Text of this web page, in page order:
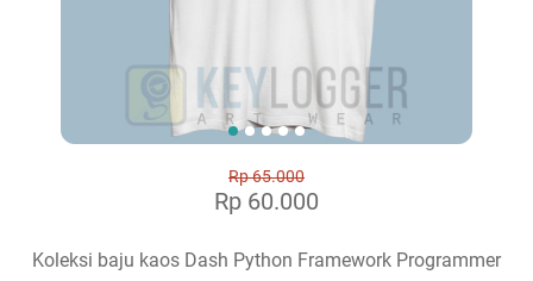
Rp 65.000
Rp 60.000
Koleksi baju kaos Dash Python Framework Programmer